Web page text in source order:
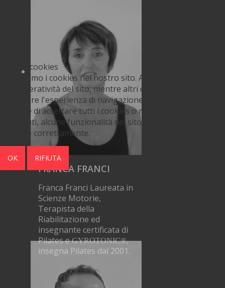
FRANCA FRANCI
Franca Franci Laureata in
Scienze Motorie,
Terapista della
Riabilitazione ed
insegnante certificata di
Pilates eGYROTONIC®,
insegna Pilates dal 2001.
We use cookies
Noi usiamo i cookies nel nostro sito. Alcuni sono essenziali
per l'operatività del sito, mentre altri ci consentono di
migliorare l'esperienza di navigazione di questo sito. Puoi
decidere di accettare tutti i cookies o no. Tieni presente che
se li rifiuti, alcune funzionalità del sito potrebbero non
lavorare correttamente.
OK RIFIUTA
Maggiori informazioni